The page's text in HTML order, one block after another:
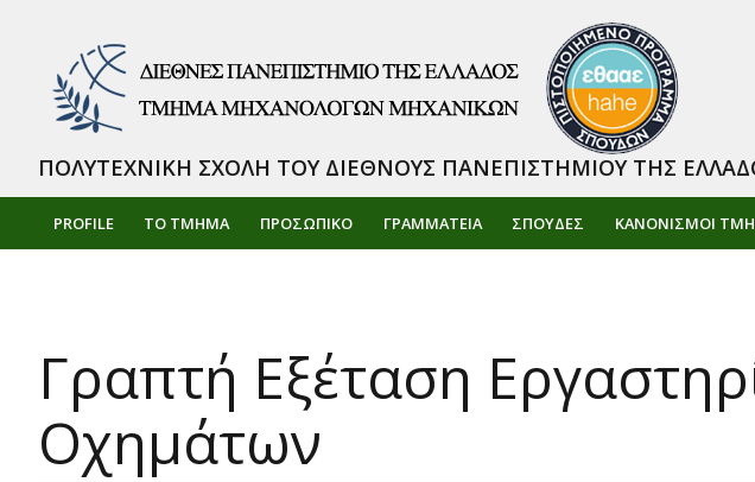
PROFILE ΤΟ ΤΜΗΜΑ ΠΡΟΣΩΠΙΚΌ ΓΡΑΜΜΑΤΕΙΑ ΣΠΟΥΔΕΣ ΚΑΝΟΝΙΣΜΟΙ
ΠΟΛΥΤΕΧΝΙΚΗ ΣΧΟΛΗ ΤΟΥ ΔΙΕΘΝΟΥΣ ΠΑΝΕΠΙΣΤΗΜΙΟΥ ΤΗΣ
Γραπτή Εξέταση
Οχημάτων